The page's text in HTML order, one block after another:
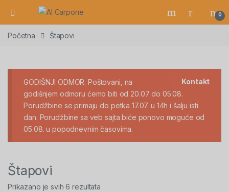
Open 0
Početna Štapovi
Kontakt
GODIŠNJI ODMOR. Poštovani, na
godišnjem odmoru ćemo biti od 20.07 do 05.08.
Porudžbine se primaju do petka 17.07. u 14h i šalju isti
dan. Porudžbine sa veb sajta biće ponovo moguće od
05.08. u popodnevnim časovima.
Štapovi
Prikazano je svih 6 rezultataSortirano po najnovijem